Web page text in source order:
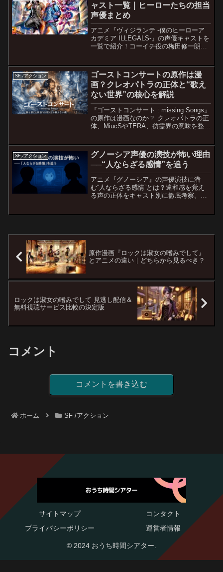
ャスト一覧｜ヒーローたちの担当
声優まとめ
アニメ『ヴィジランテ -僕のヒーローア
カデミア ILLEGALS-』の声優キャストを
一覧で紹介！コーイチ役の梅田修一朗さ
トやイレイザーヘッドなど本編キャラの
再登場にも注目！
SF /アクション
ゴーストコンサートの原作は漫
画？クレオパトラの正体と“歌え
ない世界”の核心を解説
『ゴーストコンサート : missing Songs』
の原作は漫画なのか？ クレオパトラの正
体、MiucSやTERA、彷霊界の意味を整理
SF /アクション
グノーシア声優の演技が怖い理由
──“人ならざる感情”を追う
アニメ『グノーシア』の声優演技に潜
む“人ならざる感情”とは？違和感を覚え
る声の正体をキャスト別に徹底考察。視
原作漫画『ロックは淑女の嗜みでして』
とアニメの違い｜どちらから見るべき？
ロックは淑女の嗜みでして 見逃し配信＆
無料視聴サービス比較の決定版
コメント
コメントを書き込む
ホーム SF /アクション
サイトマップ
コンタクト
プライバシーポリシー
運営者情報
© 2024 おうち時間シアター.